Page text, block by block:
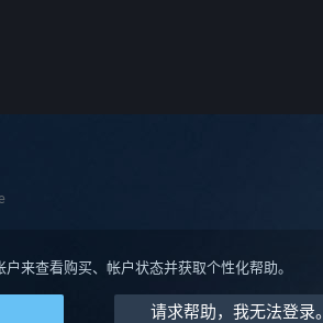
来查看购买、帐户状态并获取个性化帮助。
请求帮助，我无法登录。